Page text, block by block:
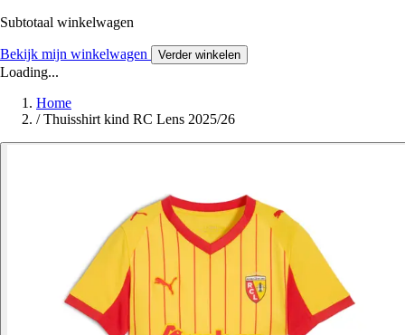
Subtotaal winkelwagen
Bekijk mijn winkelwagen Verder winkelen
Loading...
Home
/ Thuisshirt kind RC Lens 2025/26